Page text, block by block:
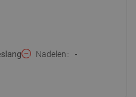
Nadelen: -